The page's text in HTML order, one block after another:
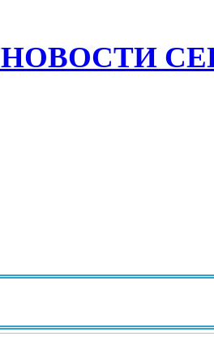
НОВОСТИ